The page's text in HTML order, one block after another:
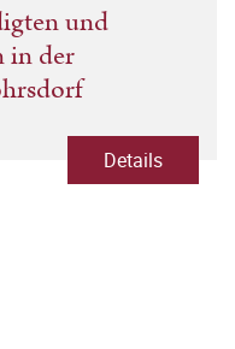
und
in der
Details